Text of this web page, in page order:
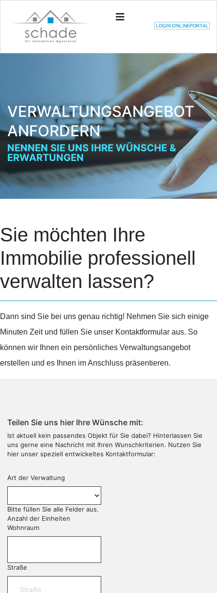
VERWALTUNGSANGEBOT
ANFORDERN
NENNEN SIE UNS IHRE WÜNSCHE &
ERWARTUNGEN
Sie möchten Ihre
Immobilie professionell
verwalten lassen?
Dann sind Sie bei uns genau richtig! Nehmen Sie sich einige
Minuten Zeit und füllen Sie unser Kontaktformular aus. So
können wir Ihnen ein persönliches Verwaltungsangebot
erstellen und es Ihnen im Anschluss präsentieren.
Teilen Sie uns hier Ihre Wünsche mit:
Ist aktuell kein passendes Objekt für Sie dabei? Hinterlassen Sie
uns gerne eine Nachricht mit Ihren Wunschkriterien. Nutzen Sie
hier unser speziell entwickeltes Kontaktformular:
Art der Verwaltung
Bitte füllen Sie alle Felder aus.
Anzahl der Einheiten
Wohnraum
Straße